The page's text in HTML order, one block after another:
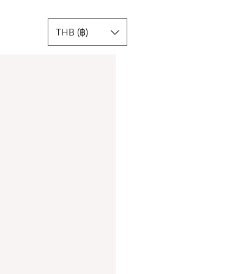
THB (฿)